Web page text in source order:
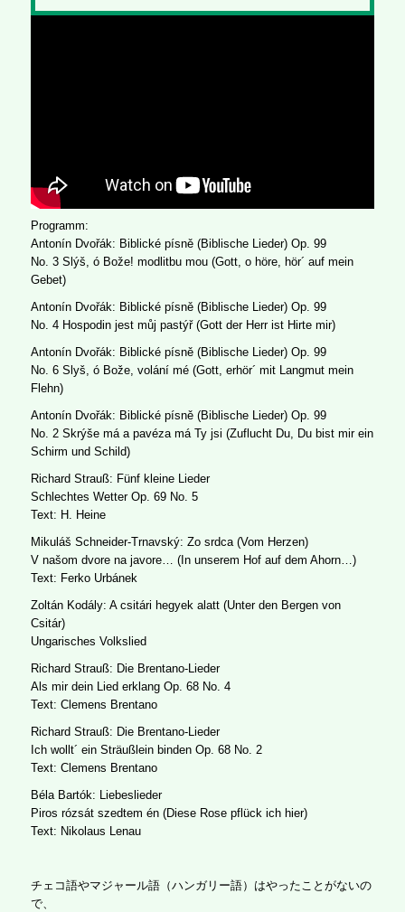
Programm:
Antonín Dvořák: Biblické písně (Biblische Lieder) Op. 99
No. 3 Slýš, ó Bože! modlitbu mou (Gott, o höre, hör´ auf mein
Gebet)
Antonín Dvořák: Biblické písně (Biblische Lieder) Op. 99
No. 4 Hospodin jest můj pastýř (Gott der Herr ist Hirte mir)
Antonín Dvořák: Biblické písně (Biblische Lieder) Op. 99
No. 6 Slyš, ó Bože, volání mé (Gott, erhör´ mit Langmut mein
Flehn)
Antonín Dvořák: Biblické písně (Biblische Lieder) Op. 99
No. 2 Skrýše má a pavéza má Ty jsi (Zuflucht Du, Du bist mir ein
Schirm und Schild)
Richard Strauß: Fünf kleine Lieder
Schlechtes Wetter Op. 69 No. 5
Text: H. Heine
Mikuláš Schneider-Trnavský: Zo srdca (Vom Herzen)
V našom dvore na javore… (In unserem Hof auf dem Ahorn…)
Text: Ferko Urbánek
Zoltán Kodály: A csitári hegyek alatt (Unter den Bergen von
Csitár)
Ungarisches Volkslied
Richard Strauß: Die Brentano-Lieder
Als mir dein Lied erklang Op. 68 No. 4
Text: Clemens Brentano
Richard Strauß: Die Brentano-Lieder
Ich wollt´ ein Sträußlein binden Op. 68 No. 2
Text: Clemens Brentano
Béla Bartók: Liebeslieder
Piros rózsát szedtem én (Diese Rose pflück ich hier)
Text: Nikolaus Lenau
チェコ語やマジャール語（ハンガリー語）はやったことがないの
で、